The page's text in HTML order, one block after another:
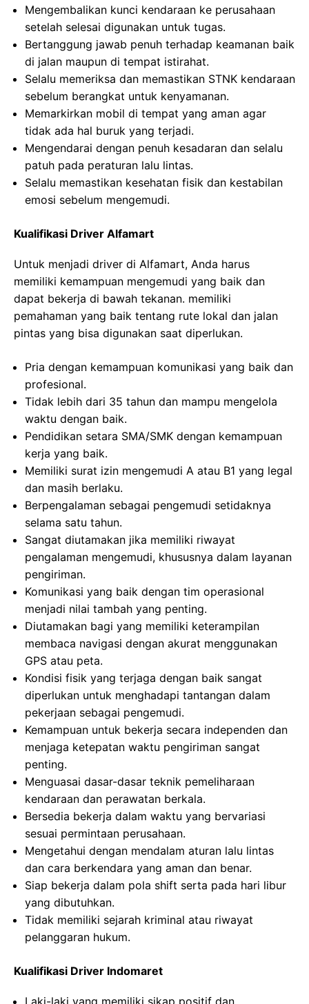
Mengembalikan kunci kendaraan ke perusahaan
setelah selesai digunakan untuk tugas.
Bertanggung jawab penuh terhadap keamanan baik
di jalan maupun di tempat istirahat.
Selalu memeriksa dan memastikan STNK kendaraan
sebelum berangkat untuk kenyamanan.
Memarkirkan mobil di tempat yang aman agar
tidak ada hal buruk yang terjadi.
Mengendarai dengan penuh kesadaran dan selalu
patuh pada peraturan lalu lintas.
Selalu memastikan kesehatan fisik dan kestabilan
emosi sebelum mengemudi.
Kualifikasi Driver Alfamart
Untuk menjadi driver di Alfamart, Anda harus
memiliki kemampuan mengemudi yang baik dan
dapat bekerja di bawah tekanan. memiliki
pemahaman yang baik tentang rute lokal dan jalan
pintas yang bisa digunakan saat diperlukan.
Pria dengan kemampuan komunikasi yang baik dan
profesional.
Tidak lebih dari 35 tahun dan mampu mengelola
waktu dengan baik.
Pendidikan setara SMA/SMK dengan kemampuan
kerja yang baik.
Memiliki surat izin mengemudi A atau B1 yang legal
dan masih berlaku.
Berpengalaman sebagai pengemudi setidaknya
selama satu tahun.
Sangat diutamakan jika memiliki riwayat
pengalaman mengemudi, khususnya dalam layanan
pengiriman.
Komunikasi yang baik dengan tim operasional
menjadi nilai tambah yang penting.
Diutamakan bagi yang memiliki keterampilan
membaca navigasi dengan akurat menggunakan
GPS atau peta.
Kondisi fisik yang terjaga dengan baik sangat
diperlukan untuk menghadapi tantangan dalam
pekerjaan sebagai pengemudi.
Kemampuan untuk bekerja secara independen dan
menjaga ketepatan waktu pengiriman sangat
penting.
Menguasai dasar-dasar teknik pemeliharaan
kendaraan dan perawatan berkala.
Bersedia bekerja dalam waktu yang bervariasi
sesuai permintaan perusahaan.
Mengetahui dengan mendalam aturan lalu lintas
dan cara berkendara yang aman dan benar.
Siap bekerja dalam pola shift serta pada hari libur
yang dibutuhkan.
Tidak memiliki sejarah kriminal atau riwayat
pelanggaran hukum.
Kualifikasi Driver Indomaret
Laki-laki yang memiliki sikap positif dan